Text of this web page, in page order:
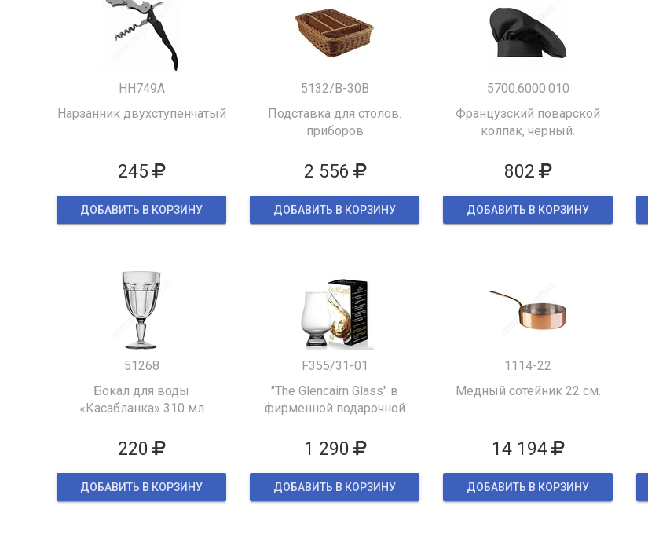
HH749A
Нарзанник двухступенчатый
245
ДОБАВИТЬ В КОРЗИНУ
5132/B-30B
Подставка для столов.
приборов
2 556
ДОБАВИТЬ В КОРЗИНУ
5700.6000.010
Французский поварской
колпак, черный.
802
ДОБАВИТЬ В КОРЗИНУ
51268
Бокал для воды
«Касабланка» 310 мл
220
ДОБАВИТЬ В КОРЗИНУ
F355/31-01
"The Glencairn Glass" в
фирменной подарочной
1 290
ДОБАВИТЬ В КОРЗИНУ
1114-22
Медный сотейник 22 см.
14 194
ДОБАВИТЬ В КОРЗИНУ